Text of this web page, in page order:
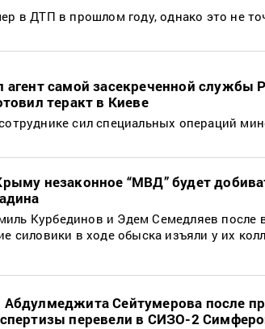
в ДТП в прошлом году, однако это не
агент самой засекреченной службы
теракт в Киеве
сил специальных операций
незаконное “МВД” будет
Курбединов и Эдем Семедляев после
силовики в ходе обыска изъяли у их
Сейтумерова после
перевели в СИЗО-2